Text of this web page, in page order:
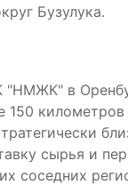
Бузулука.
"НМЖК" в
километров
сырья и
соседних